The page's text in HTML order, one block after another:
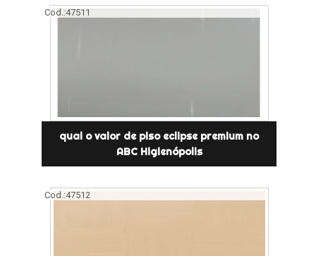
Cod.:47511
qual o valor de piso eclipse premium no
ABC Higienópolis
Cod.:47512